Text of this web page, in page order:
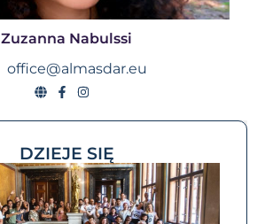
Zuzanna Nabulssi
office@almasdar.eu
DZIEJE SIĘ